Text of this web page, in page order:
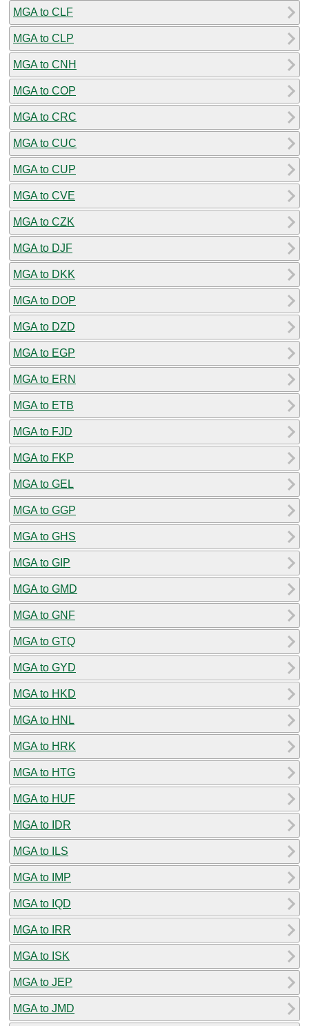
MGA to CLF
MGA to CLP
MGA to CNH
MGA to COP
MGA to CRC
MGA to CUC
MGA to CUP
MGA to CVE
MGA to CZK
MGA to DJF
MGA to DKK
MGA to DOP
MGA to DZD
MGA to EGP
MGA to ERN
MGA to ETB
MGA to FJD
MGA to FKP
MGA to GEL
MGA to GGP
MGA to GHS
MGA to GIP
MGA to GMD
MGA to GNF
MGA to GTQ
MGA to GYD
MGA to HKD
MGA to HNL
MGA to HRK
MGA to HTG
MGA to HUF
MGA to IDR
MGA to ILS
MGA to IMP
MGA to IQD
MGA to IRR
MGA to ISK
MGA to JEP
MGA to JMD